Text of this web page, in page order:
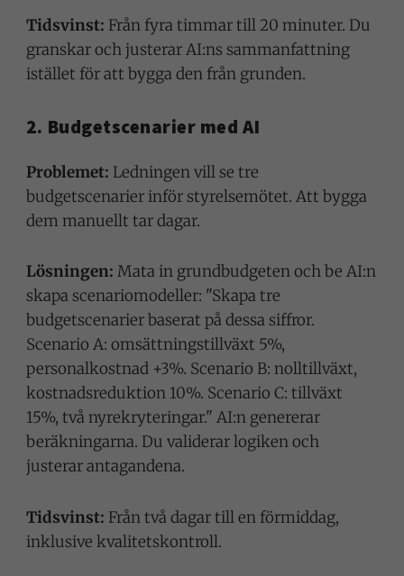
Tidsvinst: Från fyra timmar till 20 minuter. Du
granskar och justerar AI:ns sammanfattning
istället för att bygga den från grunden.
2. Budgetscenarier med AI
Problemet: Ledningen vill se tre
budgetscenarier inför styrelsemötet. Att bygga
dem manuellt tar dagar.
Lösningen: Mata in grundbudgeten och be AI:n
skapa scenariomodeller: "Skapa tre
budgetscenarier baserat på dessa siffror.
Scenario A: omsättningstillväxt 5%,
personalkostnad +3%. Scenario B: nolltillväxt,
kostnadsreduktion 10%. Scenario C: tillväxt
15%, två nyrekryteringar." AI:n genererar
beräkningarna. Du validerar logiken och
justerar antagandena.
Tidsvinst: Från två dagar till en förmiddag,
inklusive kvalitetskontroll.